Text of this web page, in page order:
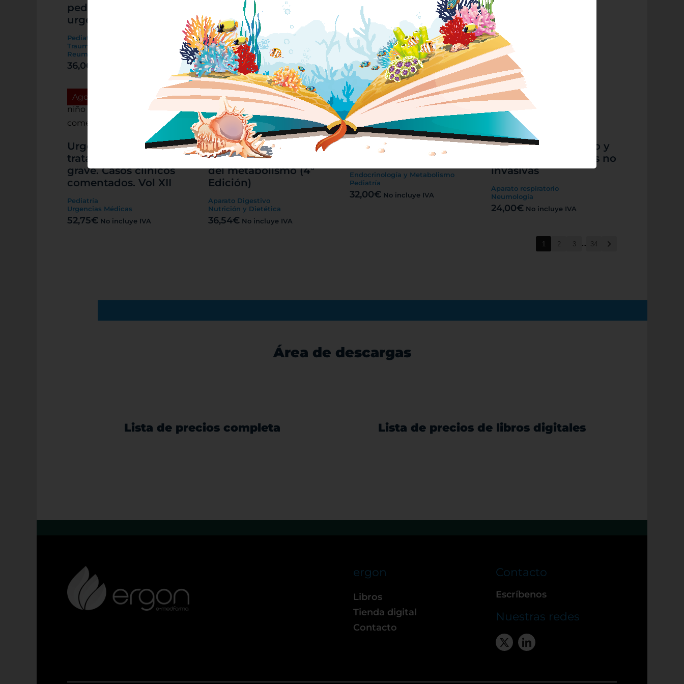
pediátrica: de la
urgencia al quirófano
Pediatría
Traumatología, Ortopedia,
Reumatología y Rehabilitación
36,06
Endocrinología y Metabolismo
57,69€ No incluye IVA
treatment of calcified
coronary lesions
Cardiología
Cirugía Vascular
20,67€ No incluye IVA
Neumología
50,52
Agotado
Urgencias y
tratamiento del niño
grave. Casos clínicos
comentados. Vol XII
Pediatría
Urgencias Médicas
52,75€ No incluye IVA
Agotado
Tratamiento nutricional
de los errores innatos
del metabolismo (4ª
Edición)
Aparato Digestivo
Nutrición y Dietética
36,54€ No incluye IVA
Manual de
endocrinología
pediátrica (3ª Edición)
Endocrinología y Metabolismo
Pediatría
32,00€ No incluye IVA
Agotado
Algoritmos en sueño y
terapias respiratorias no
invasivas
Aparato respiratorio
Neumología
24,00€ No incluye IVA
1 2 3 ... 34
Área de descargas
Lista de precios completa Lista de precios de libros digitales
ergon
Libros
Tienda digital
Contacto
Contacto
Escríbenos
Nuestras redes